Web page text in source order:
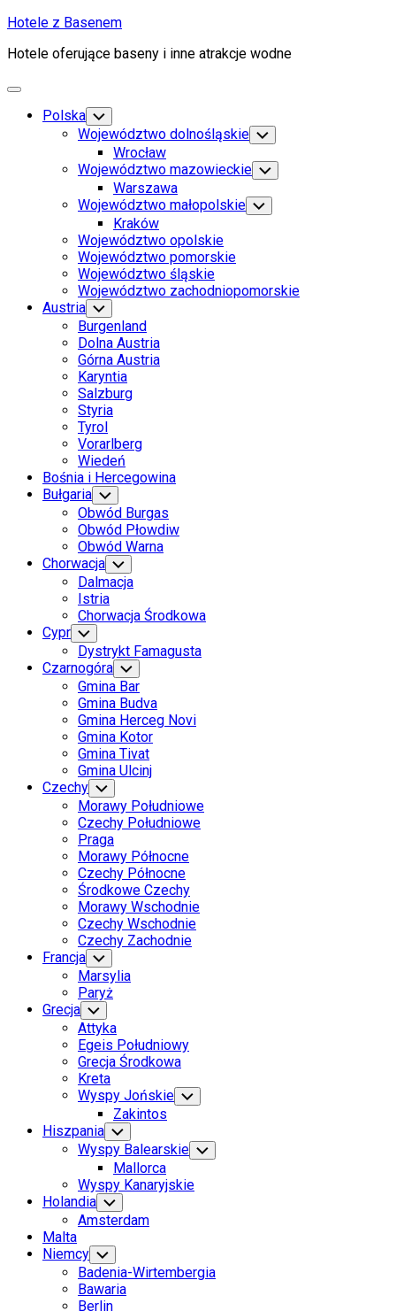
Skip
content
Hotele z Basenem
Hotele oferujące baseny i inne atrakcje wodne
Expand
Polska Toggle
Child
Menu
Województwo dolnośląskie Toggle
Child
Menu
Wrocław
Województwo mazowieckie Toggle
Child
Menu
Warszawa
Województwo małopolskie Toggle
Child
Kraków
Województwo opolskie
Województwo pomorskie
Województwo śląskie
Województwo zachodniopomorskie
Austria Toggle
Child
Menu
Burgenland
Dolna Austria
Górna Austria
Karyntia
Salzburg
Styria
Tyrol
Vorarlberg
Wiedeń
Bośnia i Hercegowina
Bułgaria Toggle
Child
Menu
Obwód Burgas
Obwód Płowdiw
Obwód Warna
Chorwacja Toggle
Child
Menu
Dalmacja
Istria
Chorwacja Środkowa
Cypr Toggle
Child
Menu
Dystrykt Famagusta
Czarnogóra Toggle
Child
Menu
Gmina Bar
Gmina Budva
Gmina Herceg Novi
Gmina Kotor
Gmina Tivat
Gmina Ulcinj
Czechy Toggle
Child
Menu
Morawy Południowe
Czechy Południowe
Praga
Morawy Północne
Czechy Północne
Środkowe Czechy
Morawy Wschodnie
Czechy Wschodnie
Czechy Zachodnie
Francja Toggle
Child
Menu
Marsylia
Paryż
Grecja Toggle
Child
Menu
Attyka
Egeis Południowy
Grecja Środkowa
Kreta
Wyspy Jońskie Toggle
Child
Zakintos
Hiszpania Toggle
Child
Menu
Wyspy Balearskie Toggle
Child
Mallorca
Wyspy Kanaryjskie
Holandia Toggle
Child
Menu
Amsterdam
Malta
Niemcy Toggle
Child
Menu
Badenia-Wirtembergia
Bawaria
Berlin